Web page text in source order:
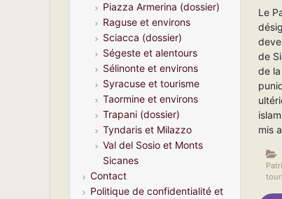
Le
de
de
mis
Piazza Armerina (dossier)
Raguse et environs
Sciacca (dossier)
Ségeste et alentours
Sélinonte et environs
Syracuse et tourisme
Taormine et environs
Trapani (dossier)
Tyndaris et Milazzo
Val del Sosio et Monts
Sicanes
Contact
Politique de confidentialité et